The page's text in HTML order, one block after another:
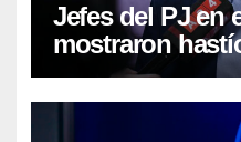
Jefes del PJ en
mostraron
Kicillof-Máximo